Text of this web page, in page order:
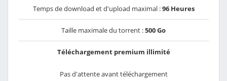
Temps de download et d'upload maximal :96 Heures
Taille maximale du torrent :500 Go
Téléchargement premium illimité
Pas d'attente avant téléchargement